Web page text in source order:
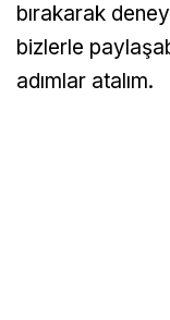
bırakarak
bizlerle
adımlar atalım.